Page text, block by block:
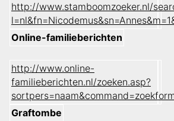
http://www.stamboomzoeker.nl/
Online-familieberichten
http://www.online-
familieberichten.nl/zoeken.asp?
Graftombe